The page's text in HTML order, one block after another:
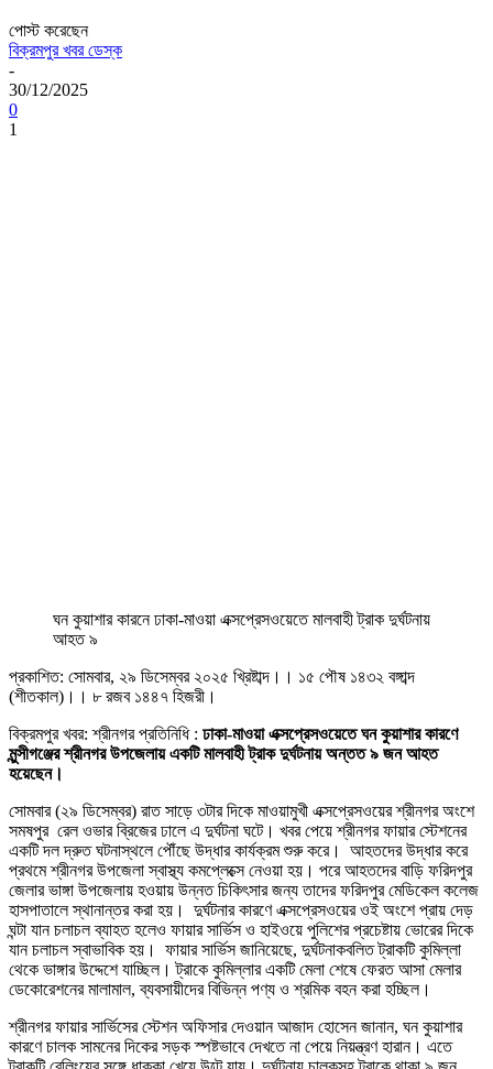
পোস্ট করেছেন
বিক্রমপুর খবর ডেস্ক
-
30/12/2025
0
1
ঘন কুয়াশার কারনে ঢাকা-মাওয়া এক্সপ্রেসওয়েতে মালবাহী ট্রাক দুর্ঘটনায়
আহত ৯
প্রকাশিত: সোমবার, ২৯ ডিসেম্বর ২০২৫ খ্রিষ্টাব্দ।। ১৫ পৌষ ১৪৩২ বঙ্গাব্দ
(শীতকাল)।। ৮ রজব ১৪৪৭ হিজরী।
বিক্রমপুর খবর: শ্রীনগর প্রতিনিধি : ঢাকা-মাওয়া এক্সপ্রেসওয়েতে ঘন কুয়াশার কারণে
মুন্সীগঞ্জের শ্রীনগর উপজেলায় একটি মালবাহী ট্রাক দুর্ঘটনায় অন্তত ৯ জন আহত
হয়েছেন। ‎
‎সোমবার (২৯ ডিসেম্বর) রাত সাড়ে ৩টার দিকে মাওয়ামুখী এক্সপ্রেসওয়ের শ্রীনগর অংশে
সমষপুর রেল ওভার ব্রিজের ঢালে এ দুর্ঘটনা ঘটে। খবর পেয়ে শ্রীনগর ফায়ার স্টেশনের
একটি দল দ্রুত ঘটনাস্থলে পৌঁছে উদ্ধার কার্যক্রম শুরু করে। ‎ ‎আহতদের উদ্ধার করে
প্রথমে শ্রীনগর উপজেলা স্বাস্থ্য কমপ্লেক্সে নেওয়া হয়। পরে আহতদের বাড়ি ফরিদপুর
জেলার ভাঙ্গা উপজেলায় হওয়ায় উন্নত চিকিৎসার জন্য তাদের ফরিদপুর মেডিকেল কলেজ
হাসপাতালে স্থানান্তর করা হয়। ‎ ‎দুর্ঘটনার কারণে এক্সপ্রেসওয়ের ওই অংশে প্রায় দেড়
ঘন্টা যান চলাচল ব্যাহত হলেও ফায়ার সার্ভিস ও হাইওয়ে পুলিশের প্রচেষ্টায় ভোরের দিকে
যান চলাচল স্বাভাবিক হয়। ‎ ‎ফায়ার সার্ভিস জানিয়েছে, দুর্ঘটনাকবলিত ট্রাকটি কুমিল্লা
থেকে ভাঙ্গার উদ্দেশে যাচ্ছিল। ট্রাকে কুমিল্লার একটি মেলা শেষে ফেরত আসা মেলার
ডেকোরেশনের মালামাল, ব্যবসায়ীদের বিভিন্ন পণ্য ও শ্রমিক বহন করা হচ্ছিল। ‎ ‎
শ্রীনগর ফায়ার সার্ভিসের স্টেশন অফিসার দেওয়ান আজাদ হোসেন জানান, ঘন কুয়াশার
কারণে চালক সামনের দিকের সড়ক স্পষ্টভাবে দেখতে না পেয়ে নিয়ন্ত্রণ হারান। এতে